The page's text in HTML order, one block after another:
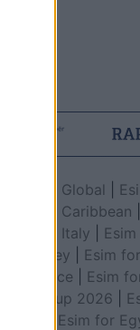
Esim for Global
Esim for Caribbean
Esim for Italy
for Turkey
Esim
for Greece
Esim
World Cup 2026
Esim for